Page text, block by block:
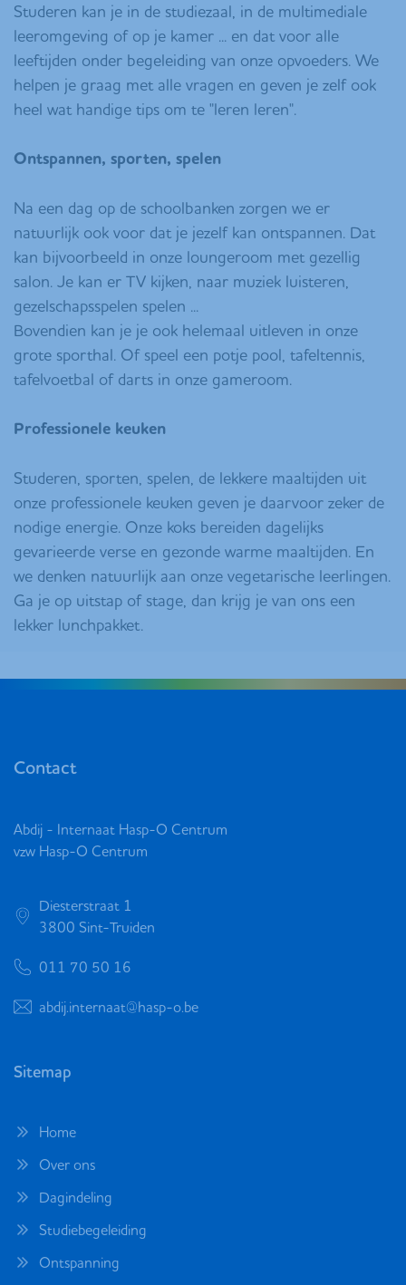
Studeren kan je in de studiezaal, in de multimediale
leeromgeving of op je kamer ... en dat voor alle
leeftijden onder begeleiding van onze opvoeders. We
helpen je graag met alle vragen en geven je zelf ook
heel wat handige tips om te "leren leren".
Ontspannen, sporten, spelen
Na een dag op de schoolbanken zorgen we er
natuurlijk ook voor dat je jezelf kan ontspannen. Dat
kan bijvoorbeeld in onze loungeroom met gezellig
salon. Je kan er TV kijken, naar muziek luisteren,
gezelschapsspelen spelen ...
Bovendien kan je je ook helemaal uitleven in onze
grote sporthal. Of speel een potje pool, tafeltennis,
tafelvoetbal of darts in onze gameroom.
Professionele keuken
Studeren, sporten, spelen, de lekkere maaltijden uit
onze professionele keuken geven je daarvoor zeker de
nodige energie. Onze koks bereiden dagelijks
gevarieerde verse en gezonde warme maaltijden. En
we denken natuurlijk aan onze vegetarische leerlingen.
Ga je op uitstap of stage, dan krijg je van ons een
lekker lunchpakket.
Contact
Abdij - Internaat Hasp-O Centrum
vzw Hasp-O Centrum
Diesterstraat 1
3800 Sint-Truiden
011 70 50 16
abdij.internaat@hasp-o.be
Sitemap
Home
Over ons
Dagindeling
Studiebegeleiding
Ontspanning